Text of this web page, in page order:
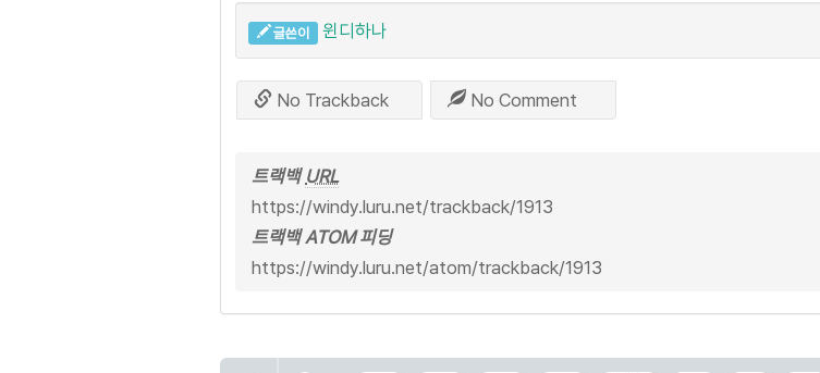
글쓴이 윈디하나
No Trackback No Comment
트랙백 URL
https://windy.luru.net/trackback/1913
트랙백 ATOM 피딩
https://windy.luru.net/atom/trackback/1913